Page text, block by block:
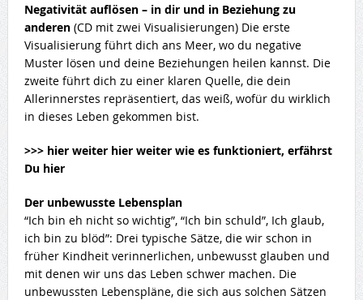
Negativität auflösen – in dir und in Beziehung zu
anderen (CD mit zwei Visualisierungen) Die erste
Visualisierung führt dich ans Meer, wo du negative
Muster lösen und deine Beziehungen heilen kannst. Die
zweite führt dich zu einer klaren Quelle, die dein
Allerinnerstes repräsentiert, das weiß, wofür du wirklich
in dieses Leben gekommen bist.
>>> hier weiter hier weiter wie es funktioniert, erfährst
Du hier
Der unbewusste Lebensplan
“Ich bin eh nicht so wichtig”, “Ich bin schuld”, Ich glaub,
ich bin zu blöd”: Drei typische Sätze, die wir schon in
früher Kindheit verinnerlichen, unbewusst glauben und
mit denen wir uns das Leben schwer machen. Die
unbewussten Lebenspläne, die sich aus solchen Sätzen